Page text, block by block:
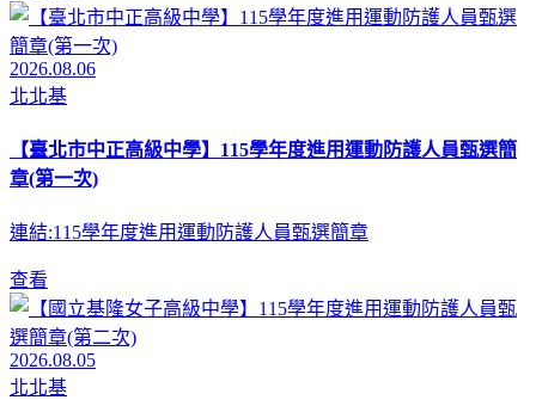
2026.08.06
北北基
【臺北市中正高級中學】115學年度進用運動防護人員甄選簡
章(第一次)
連結:115學年度進用運動防護人員甄選簡章
查看
2026.08.05
北北基